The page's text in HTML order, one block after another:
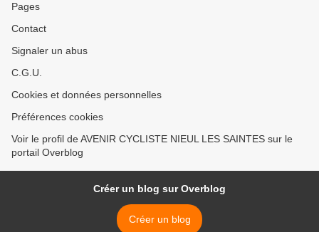
Pages
Contact
Signaler un abus
C.G.U.
Cookies et données personnelles
Préférences cookies
Voir le profil de AVENIR CYCLISTE NIEUL LES SAINTES sur le
portail Overblog
Créer un blog sur Overblog
Créer un blog